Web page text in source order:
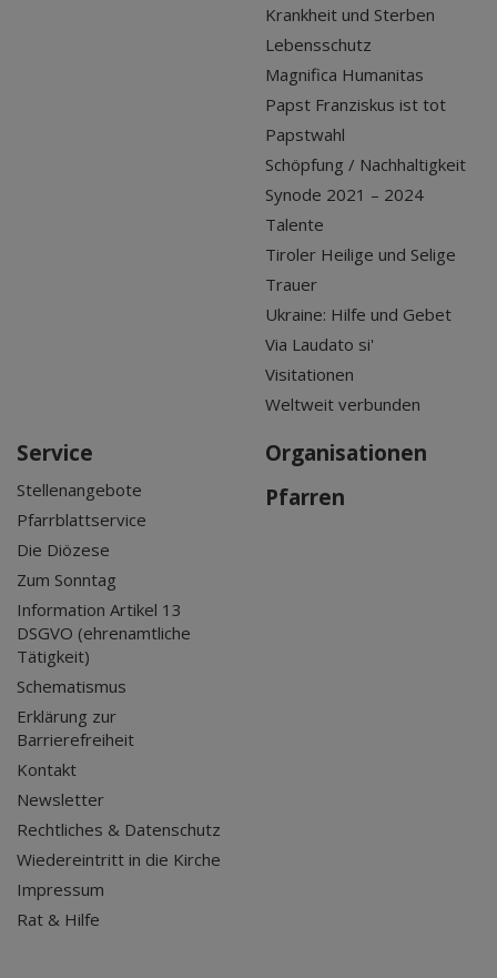
Krankheit und Sterben
Lebensschutz
Magnifica Humanitas
Papst Franziskus ist tot
Papstwahl
Schöpfung / Nachhaltigkeit
Synode 2021 – 2024
Talente
Tiroler Heilige und Selige
Trauer
Ukraine: Hilfe und Gebet
Via Laudato si'
Visitationen
Weltweit verbunden
Service
Stellenangebote
Pfarrblattservice
Die Diözese
Zum Sonntag
Information Artikel 13
DSGVO (ehrenamtliche
Tätigkeit)
Schematismus
Erklärung zur
Barrierefreiheit
Kontakt
Newsletter
Rechtliches & Datenschutz
Wiedereintritt in die Kirche
Impressum
Rat & Hilfe
Organisationen
Pfarren